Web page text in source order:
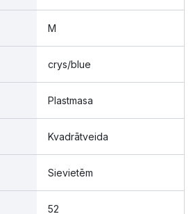
M
crys/blue
Plastmasa
Kvadrātveida
Sievietēm
52